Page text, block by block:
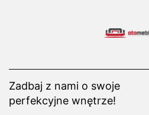
Zadbaj z nami o swoje
perfekcyjne wnętrze!